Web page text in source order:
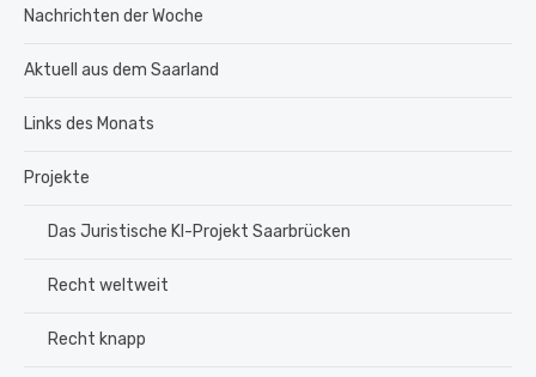
Nachrichten der Woche
Aktuell aus dem Saarland
Links des Monats
Projekte
Das Juristische KI-Projekt Saarbrücken
Recht weltweit
Recht knapp